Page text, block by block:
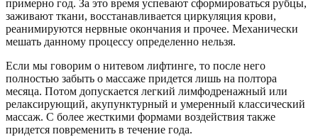
примерно год. За это время успевают сформироваться рубцы,
заживают ткани, восстанавливается циркуляция крови,
реанимируются нервные окончания и прочее. Механически
мешать данному процессу определенно нельзя.
Если мы говорим о нитевом лифтинге, то после него
полностью забыть о массаже придется лишь на полтора
месяца. Потом допускается легкий лимфодренажный или
релаксирующий, акупунктурный и умеренный классический
массаж. С более жесткими формами воздействия также
придется повременить в течение года.